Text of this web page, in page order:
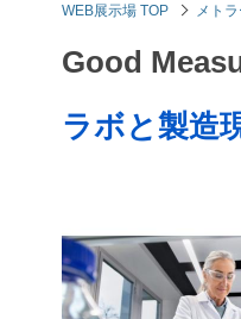
WEB展示場 TOP メト
Good
ラボと製造